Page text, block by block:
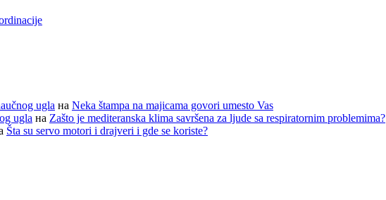
ugla на Neka štampa na majicama govori umesto Vas
ugla на Zašto je mediteranska klima savršena za ljude sa respiratornim problemima?
Šta su servo motori i drajveri i gde se koriste?